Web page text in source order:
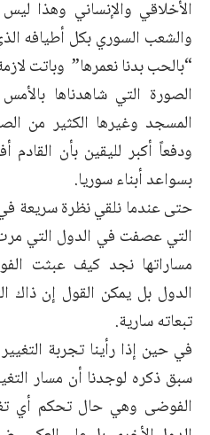
الأخلاقي والإنساني وهذا
والشعب السوري بكل أطيافه
“بالحب بدنا نعمرها” وباتت
الصورة التي شاهدناها
المسجد وغيرها الكثير من
ودفعاً أكبر لليقين بأن
بسواعد أبناء سوريا.
حتى عندما نلقي نظرة سريعة
التي عصفت في الدول التي
مساراتها نجد كيف عبثت
الدول بل يمكن القول إن ذاك
تبعاته سارية.
في حين إذا رأينا تجربة
سبق ذكره لوجدنا أن مسار
الفوضى وهي حال تحكم أي